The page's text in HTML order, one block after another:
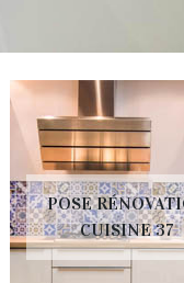
POSE RÉNOVATION
CUISINE 37